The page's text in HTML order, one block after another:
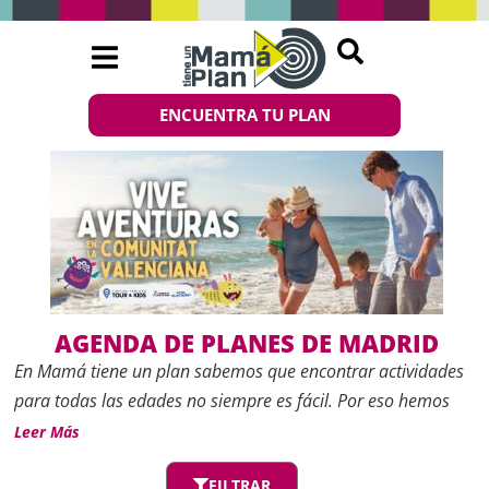
ENCUENTRA TU PLAN
AGENDA DE PLANES DE MADRID
EnMamá tiene un plansabemos que encontrar actividades
para todas las edades no siempre es fácil. Por eso hemos
creado esta
actualizado con las mejores propuestas de ocio, cultura y
Leer Más